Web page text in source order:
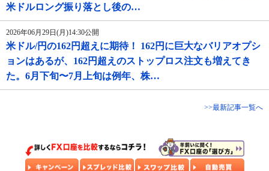
米ドルロング振り落とし後の…
2026年06月29日(月)14:30公開
米ドル/円の162円超えに期待！ 162円に巨大なバリアオプシ
ョンはあるが、162円超えのストップロス注文も増えてき
た。6月下旬〜7月上旬は例年、株…
>>最新記事一覧へ